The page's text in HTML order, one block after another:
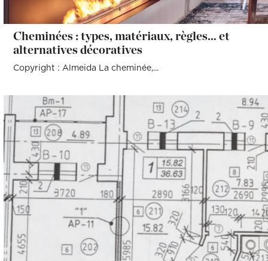
Cheminées : types, matériaux, règles… et
alternatives décoratives
Copyright : Almeida La cheminée,...